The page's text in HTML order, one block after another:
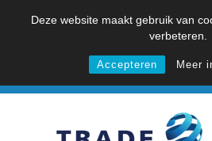
Deze website maakt gebruik van
verbeteren.
Accepteren Meer